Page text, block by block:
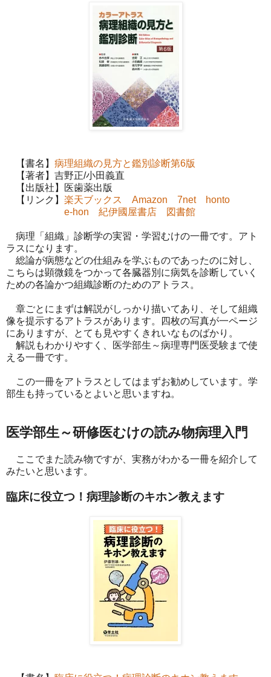
【書名】 病理組織の見方と鑑別診断第6版
【著者】吉野正/小田義直
【出版社】医歯薬出版
【リンク】 楽天ブックス Amazon 7net
honto
e-hon
紀伊國屋書店 図書館
病理「組織」診断学の実習・学習むけの一冊です。アト
ラスになります。
総論が病態などの仕組みを学ぶものであったのに対し、
こちらは顕微鏡をつかって各臓器別に病気を診断していく
ための各論かつ組織診断のためのアトラス。
章ごとにまずは解説がしっかり描いてあり、そして組織
像を提示するアトラスがあります。四枚の写真が一ページ
にありますが、とても見やすくきれいなものばかり。
解説もわかりやすく、医学部生～病理専門医受験まで使
える一冊です。
この一冊をアトラスとしてはまずお勧めしています。学
部生も持っているとよいと思いますね。
医学部生～研修医むけの読み物病理入門
ここでまた読み物ですが、実務がわかる一冊を紹介して
みたいと思います。
臨床に役立つ！病理診断のキホン教えます